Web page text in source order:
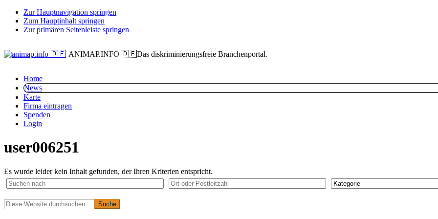
Zur Hauptnavigation springen
Zum Hauptinhalt springen
Zur primären Seitenleiste springen
ANIMAP.INFO 🇩🇪Das diskriminierungsfreie Branchenportal.
Home
News
Karte
Firma eintragen
Spenden
Login
user006251
Es wurde leider kein Inhalt gefunden, der Ihren Kriterien entspricht.
Primäre
Diese
Website